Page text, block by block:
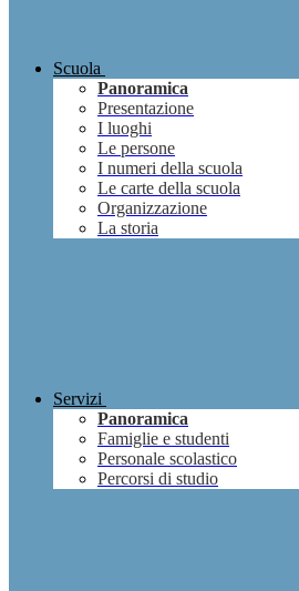
Scuola
Panoramica
Presentazione
I luoghi
Le persone
I numeri della scuola
Le carte della scuola
Organizzazione
La storia
Servizi
Panoramica
Famiglie e studenti
Personale scolastico
Percorsi di studio